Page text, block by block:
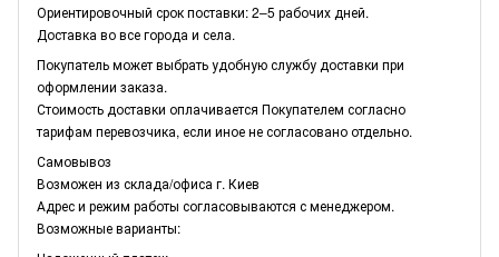
Ориентировочный срок поставки: 2–5 рабочих дней.
Доставка во все города и села.
Покупатель может выбрать удобную службу доставки при
оформлении заказа.
Стоимость доставки оплачивается Покупателем согласно
тарифам перевозчика, если иное не согласовано отдельно.
Самовывоз
Возможен из склада/офиса г. Киев
Адрес и режим работы согласовываются с менеджером.
Возможные варианты: